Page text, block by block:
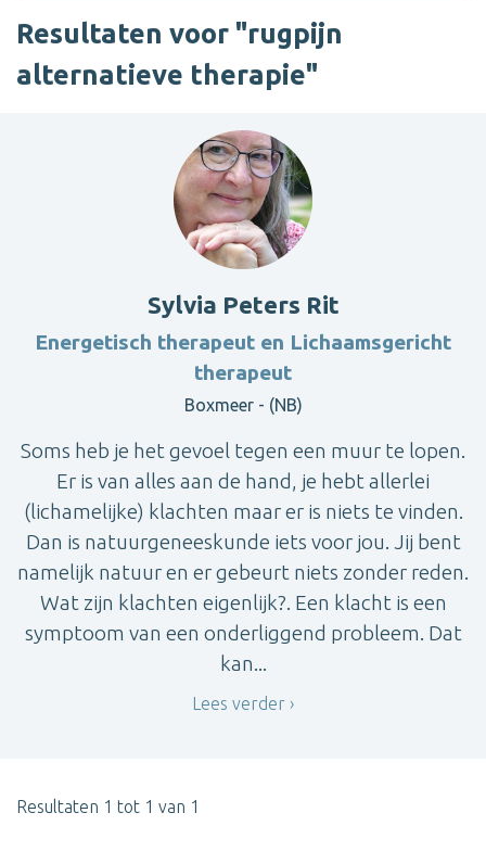
Resultaten voor "rugpijn
alternatieve therapie"
Sylvia Peters Rit
Energetisch therapeut en Lichaamsgericht
therapeut
Boxmeer - (NB)
Soms heb je het gevoel tegen een muur te lopen.
Er is van alles aan de hand, je hebt allerlei
(lichamelijke) klachten maar er is niets te vinden.
Dan is natuurgeneeskunde iets voor jou. Jij bent
namelijk natuur en er gebeurt niets zonder reden.
Wat zijn klachten eigenlijk?. Een klacht is een
symptoom van een onderliggend probleem. Dat
kan...
Lees verder
Resultaten 1 tot 1 van 1